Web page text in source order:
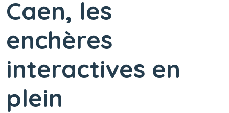
Caen, les
enchères
interactives en
plein